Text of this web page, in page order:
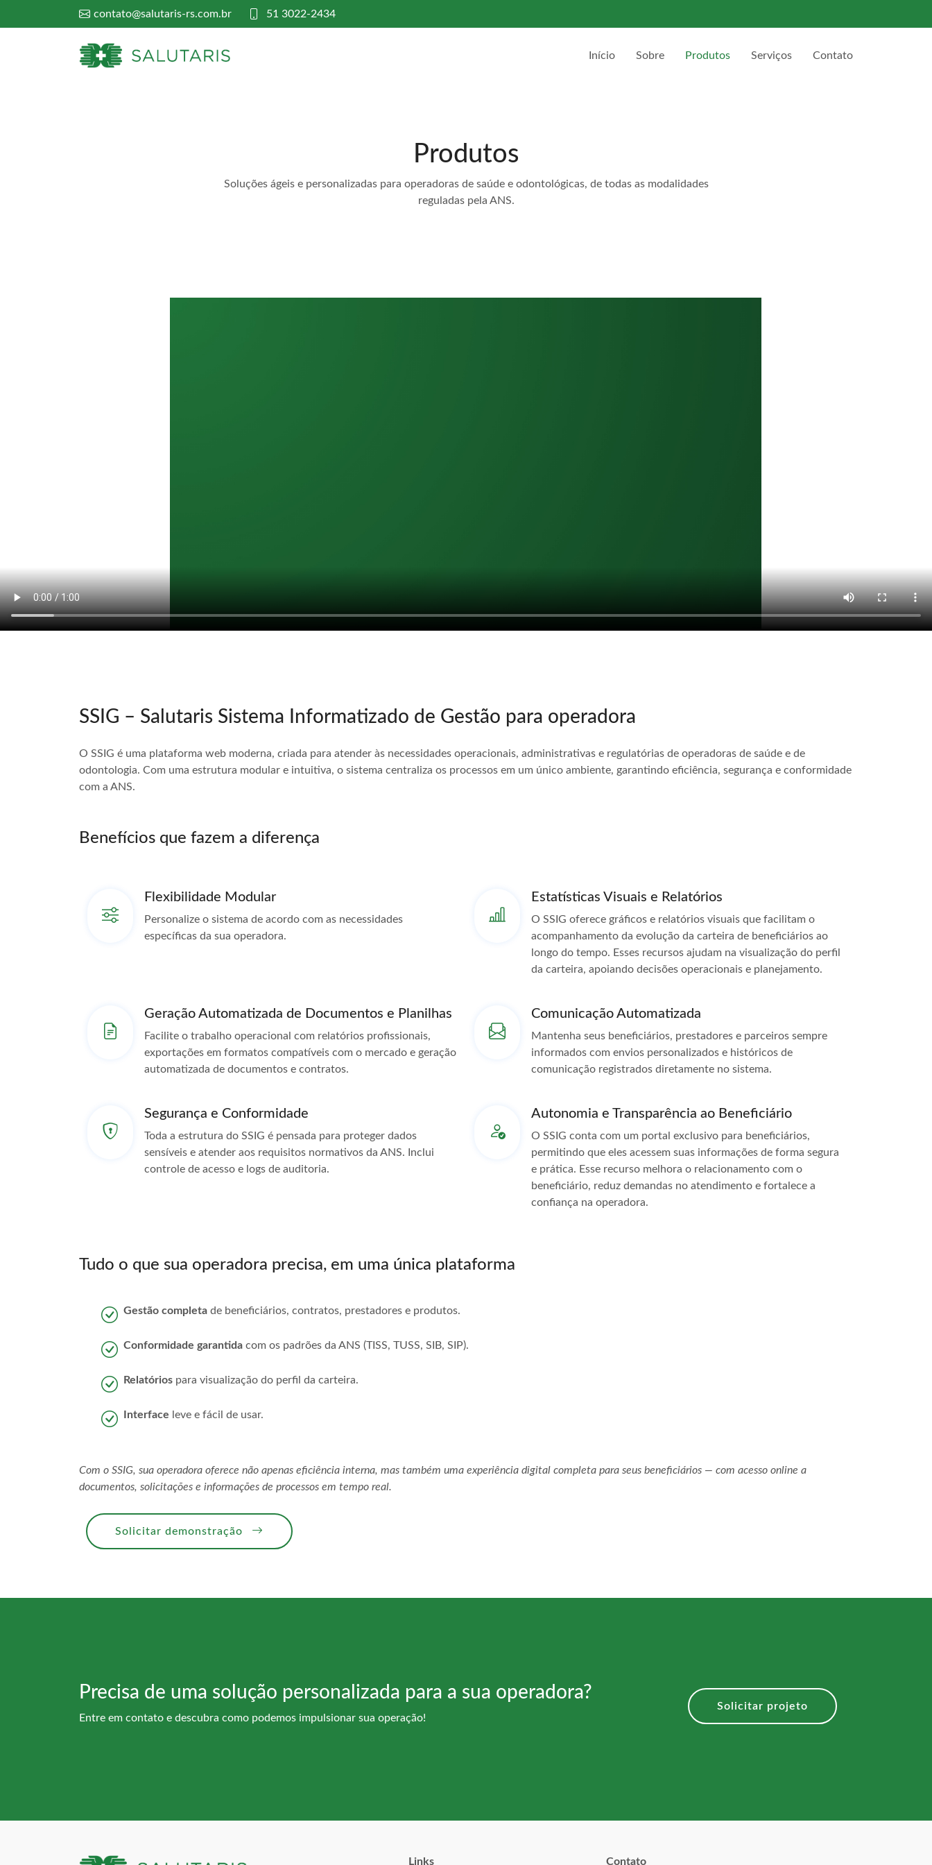
contato@salutaris-rs.com.br 51 3022-2434
Início Sobre Produtos Serviços Contato
Produtos
Soluções ágeis e personalizadas para operadoras de saúde e odontológicas, de todas as modalidades
reguladas pela ANS.
SSIG – Salutaris Sistema Informatizado de Gestão para operadora
O SSIG é uma plataforma web moderna, criada para atender às necessidades operacionais, administrativas e regulatórias de operadoras de saúde e de
odontologia. Com uma estrutura modular e intuitiva, o sistema centraliza os processos em um único ambiente, garantindo eficiência, segurança e conformidade
com a ANS.
Benefícios que fazem a diferença
Flexibilidade Modular
Personalize o sistema de acordo com as necessidades
específicas da sua operadora.
Estatísticas Visuais e Relatórios
O SSIG oferece gráficos e relatórios visuais que facilitam o
acompanhamento da evolução da carteira de beneficiários ao
longo do tempo. Esses recursos ajudam na visualização do perfil
da carteira, apoiando decisões operacionais e planejamento.
Geração Automatizada de Documentos e Planilhas
Facilite o trabalho operacional com relatórios profissionais,
exportações em formatos compatíveis com o mercado e geração
automatizada de documentos e contratos.
Comunicação Automatizada
Mantenha seus beneficiários, prestadores e parceiros sempre
informados com envios personalizados e históricos de
comunicação registrados diretamente no sistema.
Segurança e Conformidade
Toda a estrutura do SSIG é pensada para proteger dados
sensíveis e atender aos requisitos normativos da ANS. Inclui
controle de acesso e logs de auditoria.
Autonomia e Transparência ao Beneficiário
O SSIG conta com um portal exclusivo para beneficiários,
permitindo que eles acessem suas informações de forma segura
e prática. Esse recurso melhora o relacionamento com o
beneficiário, reduz demandas no atendimento e fortalece a
confiança na operadora.
Tudo o que sua operadora precisa, em uma única plataforma
Gestão completa de beneficiários, contratos, prestadores e produtos.
Conformidade garantida com os padrões da ANS (TISS, TUSS, SIB, SIP).
Relatórios para visualização do perfil da carteira.
Interface leve e fácil de usar.
Com o SSIG, sua operadora oferece não apenas eficiência interna, mas também uma experiência digital completa para seus beneficiários — com acesso online a
documentos, solicitações e informações de processos em tempo real.
Solicitar demonstração
Precisa de uma solução personalizada para a sua operadora?
Entre em contato e descubra como podemos impulsionar sua operação!
Solicitar projeto
Links Contato